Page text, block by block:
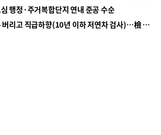
행정·주거복합단지 연내 준공 수순
■ 검사 신분 버리고 직급하향(10년 이하 저연차 검사)…檢 중수청행 기피